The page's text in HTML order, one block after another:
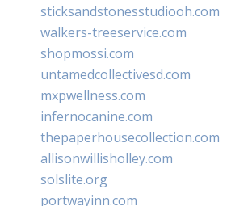
sticksandstonesstudiooh.com
walkers-treeservice.com
shopmossi.com
untamedcollectivesd.com
mxpwellness.com
infernocanine.com
thepaperhousecollection.com
allisonwillisholley.com
solslite.org
portwayinn.com